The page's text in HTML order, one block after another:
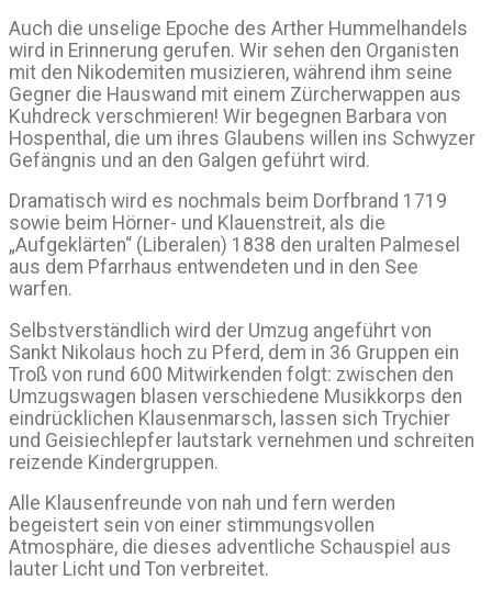
Auch die unselige Epoche des Arther Hummelhandels
wird in Erinnerung gerufen. Wir sehen den Organisten
mit den Nikodemiten musizieren, während ihm seine
Gegner die Hauswand mit einem Zürcherwappen aus
Kuhdreck verschmieren! Wir begegnen Barbara von
Hospenthal, die um ihres Glaubens willen ins Schwyzer
Gefängnis und an den Galgen geführt wird.
Dramatisch wird es nochmals beim Dorfbrand 1719
sowie beim Hörner- und Klauenstreit, als die
„Aufgeklärten“ (Liberalen) 1838 den uralten Palmesel
aus dem Pfarrhaus entwendeten und in den See
warfen.
Selbstverständlich wird der Umzug angeführt von
Sankt Nikolaus hoch zu Pferd, dem in 36 Gruppen ein
Troß von rund 600 Mitwirkenden folgt: zwischen den
Umzugswagen blasen verschiedene Musikkorps den
eindrücklichen Klausenmarsch, lassen sich Trychier
und Geisiechlepfer lautstark vernehmen und schreiten
reizende Kindergruppen.
Alle Klausenfreunde von nah und fern werden
begeistert sein von einer stimmungsvollen
Atmosphäre, die dieses adventliche Schauspiel aus
lauter Licht und Ton verbreitet.